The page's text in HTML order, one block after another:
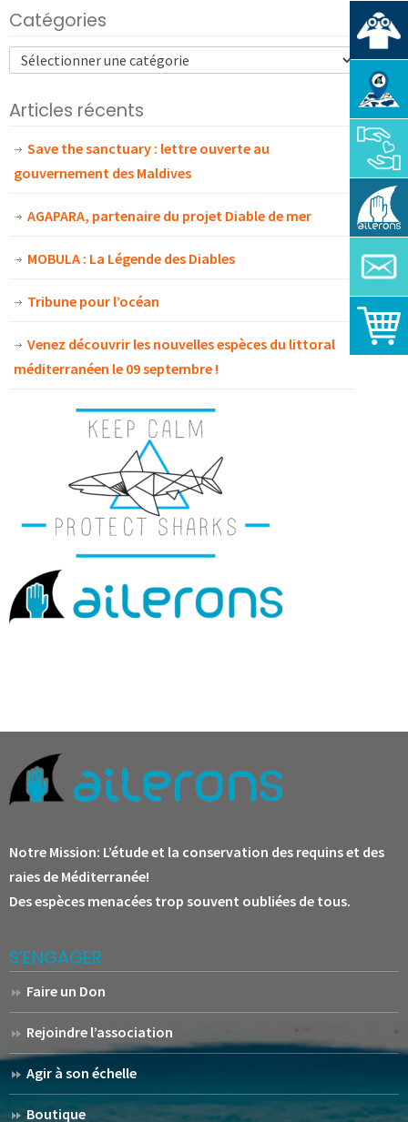
Catégories
Articles récents
Save the sanctuary : lettre ouverte au
gouvernement des Maldives
AGAPARA, partenaire du projet Diable de mer
MOBULA : La Légende des Diables
Tribune pour l’océan
Venez découvrir les nouvelles espèces du littoral
méditerranéen le 09 septembre !
Notre Mission: L’étude et la conservation des requins et des
raies de Méditerranée!
Des espèces menacées trop souvent oubliées de tous.
S’ENGAGER
Faire un Don
Rejoindre l’association
Agir à son échelle
Boutique